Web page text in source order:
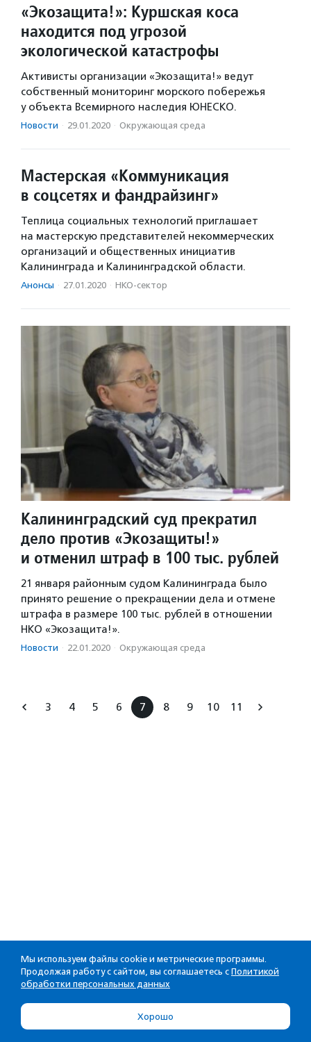
«Экозащита!»: Куршская коса
находится под угрозой
экологической катастрофы
Активисты организации «Экозащита!» ведут
собственный мониторинг морского побережья
у объекта Всемирного наследия ЮНЕСКО.
Новости · 29.01.2020 · Окружающая среда
Мастерская «Коммуникация
в соцсетях и фандрайзинг»
Теплица социальных технологий приглашает
на мастерскую представителей некоммерческих
организаций и общественных инициатив
Калининграда и Калининградской области.
Анонсы · 27.01.2020 · НКО-сектор
Калининградский суд прекратил
дело против «Экозащиты!»
и отменил штраф в 100 тыс. рублей
21 января районным судом Калининграда было
принято решение о прекращении дела и отмене
штрафа в размере 100 тыс. рублей в отношении
НКО «Экозащита!».
Новости · 22.01.2020 · Окружающая среда
3 4 5 6 7 8 9 10 11
Мы используем файлы cookie и метрические программы.
Продолжая работу с сайтом, вы соглашаетесь с Политикой
обработки персональных данных
Хорошо